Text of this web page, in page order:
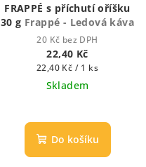
FRAPPÉ s příchutí oříšku
30 g Frappé - Ledová káva
20 Kč bez DPH
22,40 Kč
Měrná
cena:
22,40 Kč / 1 ks
Skladem
Do košíku